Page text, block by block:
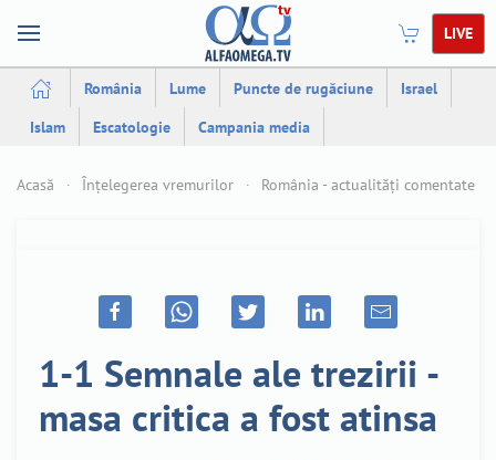
LIVE
România Lume Puncte de rugăciune
Israel
Islam
Escatologie Campania media
Acasă Înțelegerea vremurilor România - actualități comentate
1-1 Semnale ale trezirii -
masa critica a fost atinsa